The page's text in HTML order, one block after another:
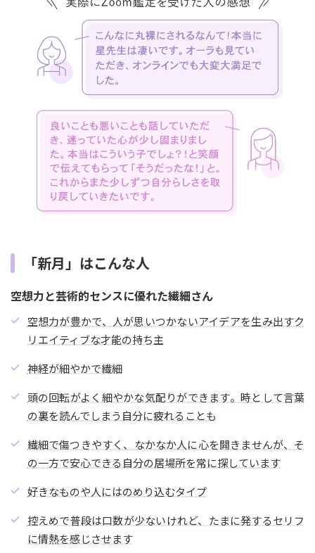
「新月」はこんな人
空想力と芸術的センスに優れた繊細さん
空想力が豊かで、人が思いつかないアイデアを生み出すク
リエイティブな才能の持ち主
神経が細やかで繊細
頭の回転がよく細やかな気配りができます。時として言葉
の裏を読んでしまう自分に疲れることも
繊細で傷つきやすく、なかなか人に心を開きませんが、そ
の一方で安心できる自分の居場所を常に探しています
好きなものや人にはのめり込むタイプ
控えめで普段は口数が少ないけれど、たまに発するセリフ
に情熱を感じさせます